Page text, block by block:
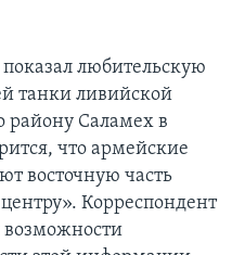
любительскую
танки ливийской
Саламех в
что армейские
восточную часть
Корреспондент